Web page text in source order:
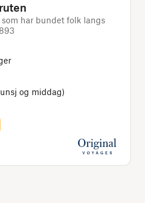
har bundet folk langs
og middag)